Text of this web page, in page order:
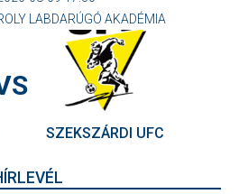
LABDARÚGÓ AKADÉMIA
SZEKSZÁRDI UFC